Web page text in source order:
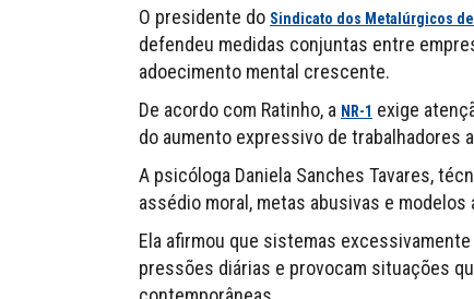
O presidente do Sindicato dos Metalúrgicos
defendeu medidas conjuntas entre
adoecimento mental crescente.
De acordo com Ratinho, a NR-1 exige
do aumento expressivo de trabalhadores
A psicóloga Daniela Sanches Tavares,
assédio moral, metas abusivas e
Ela afirmou que sistemas
pressões diárias e provocam situações